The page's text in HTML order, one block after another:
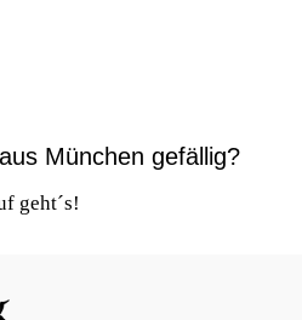
München gefällig?
geht´s!